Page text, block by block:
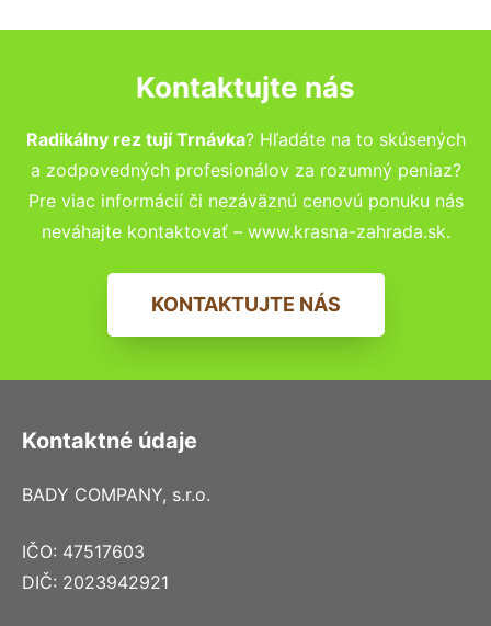
Kontaktujte nás
Radikálny rez tují Trnávka? Hľadáte na to skúsených
a zodpovedných profesionálov za rozumný peniaz?
Pre viac informácií či nezáväznú cenovú ponuku nás
neváhajte kontaktovať – www.krasna-zahrada.sk.
KONTAKTUJTE NÁS
Kontaktné údaje
BADY COMPANY, s.r.o.
IČO: 47517603
DIČ: 2023942921